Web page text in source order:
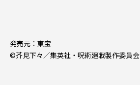
発売元：東宝
©芥見下々／集英社・呪術廻戦製作委員会